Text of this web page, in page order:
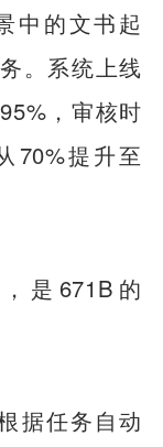
中的文书起
。系统上线
，审核时
70%提升至
是671B的
据任务自动